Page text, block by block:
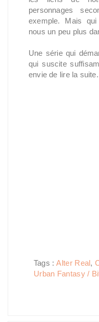
personnages
exemple. Mais
nous un peu plus
Une série qui
qui suscite
envie de lire la suite.
Tags :Alter Real,
Urban Fantasy /